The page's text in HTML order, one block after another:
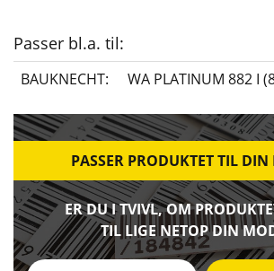
Passer bl.a. til:
BAUKNECHT: WA PLATINUM 882 I
PASSER PRODUKTET TIL
ER DU I TVIVL, OM
TIL LIGE NETOP DIN